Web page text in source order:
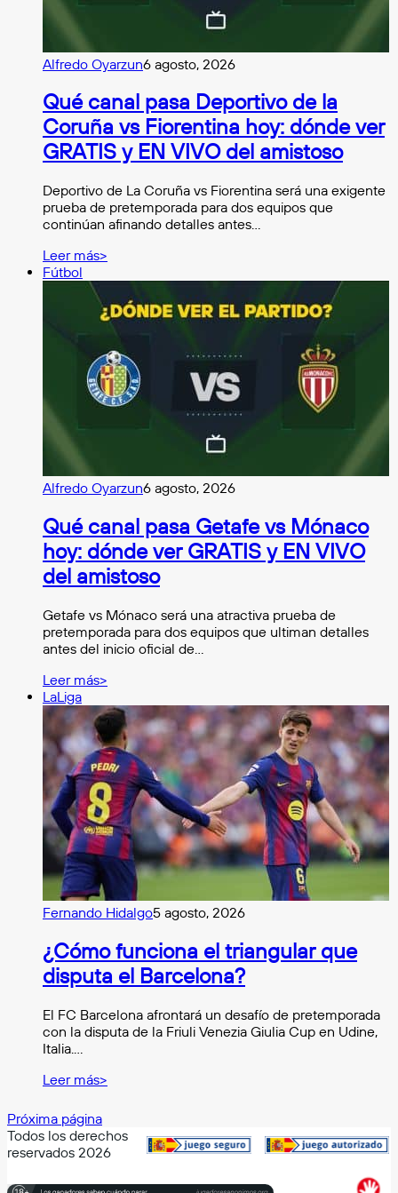
Alfredo Oyarzun6 agosto, 2026
Qué canal pasa Deportivo de la
Coruña vs Fiorentina hoy: dónde ver
GRATIS y EN VIVO del amistoso
Deportivo de La Coruña vs Fiorentina será una exigente
prueba de pretemporada para dos equipos que
continúan afinando detalles antes…
Leer más>
Fútbol
Alfredo Oyarzun6 agosto, 2026
Qué canal pasa Getafe vs Mónaco
hoy: dónde ver GRATIS y EN VIVO
del amistoso
Getafe vs Mónaco será una atractiva prueba de
pretemporada para dos equipos que ultiman detalles
antes del inicio oficial de…
Leer más>
LaLiga
Fernando Hidalgo5 agosto, 2026
¿Cómo funciona el triangular que
disputa el Barcelona?
El FC Barcelona afrontará un desafío de pretemporada
con la disputa de la Friuli Venezia Giulia Cup en Udine,
Italia.…
Leer más>
Próxima página
Todos los derechos
reservados 2026